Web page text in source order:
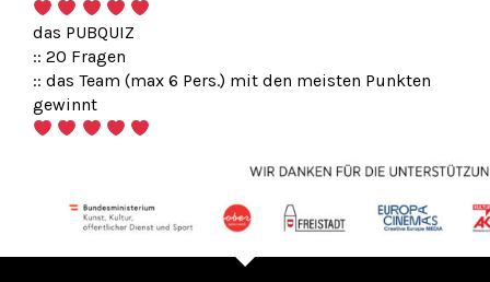
das PUBQUIZ
:: 20 Fragen
:: das Team (max 6 Pers.) mit den meisten Punkten
gewinnt